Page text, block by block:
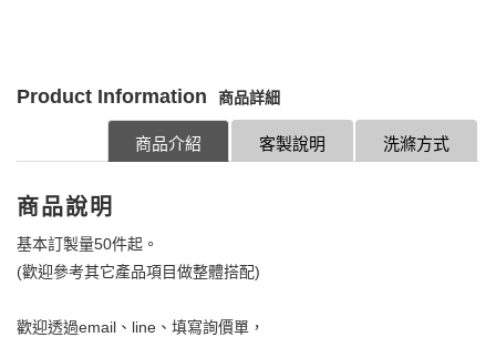
Product Information 商品詳細
洗滌方式
客製說明
商品介紹
商品說明
基本訂製量50件起。
(歡迎參考其它產品項目做整體搭配)
歡迎透過email、line、填寫詢價單，